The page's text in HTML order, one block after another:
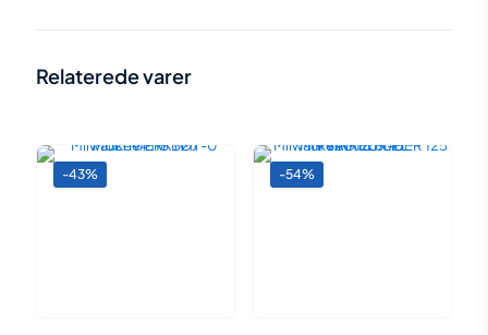
Relaterede varer
-43% -54%